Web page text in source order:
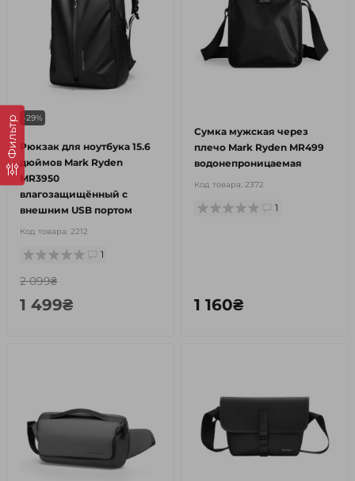
Фильтр -29%
Рюкзак для ноутбука 15.6
дюймов Mark Ryden
MR3950
влагозащищённый с
внешним USB портом
Код товара: 2212
1
2 099₴
1 499₴
Сумка мужская через
плечо Mark Ryden MR499
водонепроницаемая
Код товара: 2372
1
1 160₴